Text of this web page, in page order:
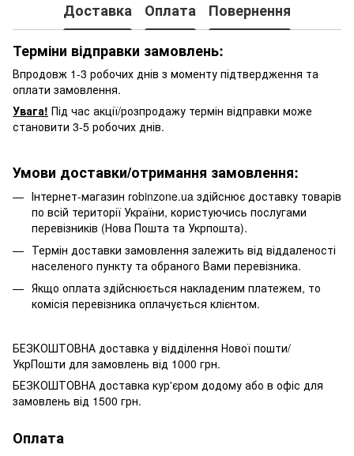
Доставка Оплата
Повернення
Терміни відправки замовлень:
Впродовж 1-3 робочих днів з моменту підтвердження та
оплати замовлення.
Увага! Під час акції/розпродажу термін відправки може
становити 3-5 робочих днів.
Умови доставки/отримання замовлення:
Інтернет-магазин robinzone.ua здійснює доставку товарів
по всій території України, користуючись послугами
перевізників (Нова Пошта та Укрпошта).
Термін доставки замовлення залежить від віддаленості
населеного пункту та обраного Вами перевізника.
Якщо оплата здійснюється накладеним платежем, то
комісія перевізника оплачується клієнтом.
БЕЗКОШТОВНА доставка у відділення Нової пошти/
УкрПошти для замовлень від 1000 грн.
БЕЗКОШТОВНА доставка кур'єром додому або в офіс для
замовлень від 1500 грн.
Оплата